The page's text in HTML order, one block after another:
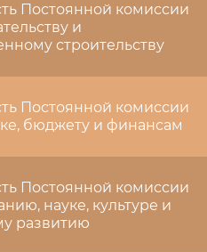
Постоянной комиссии
и
строительству
Постоянной комиссии
бюджету и финансам
Постоянной комиссии
науке, культуре и
развитию